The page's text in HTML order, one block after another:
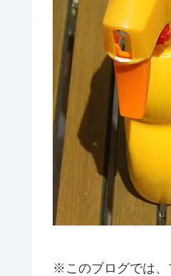
※このブログでは、